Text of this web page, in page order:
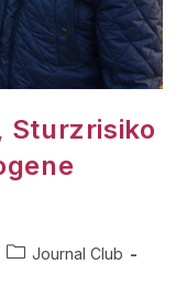
Sturzrisiko
Journal Club